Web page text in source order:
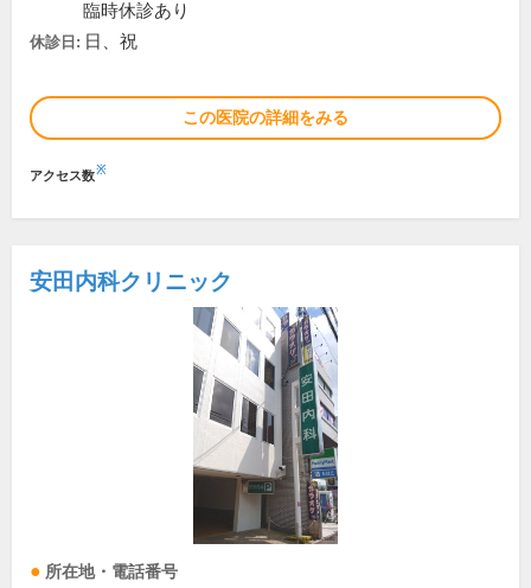
臨時休診あり
休診日: 日、祝
この医院の詳細をみる
アクセス数※
安田内科クリニック
所在地・電話番号